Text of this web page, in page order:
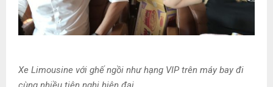
Xe Limousine với ghế ngồi như hạng VIP trên máy bay đi